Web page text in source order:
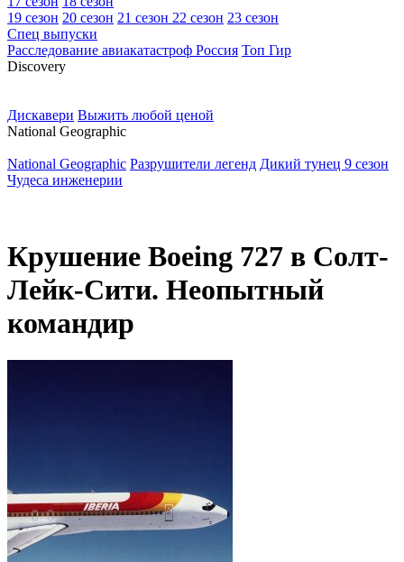
19 сезон 20 сезон 21 сезон 22 сезон 23 сезон
Спец выпуски
Расследование авиакатастроф Россия Топ Гир
Discovery
Дискавери Выжить любой ценой
National Geographic
National Geographic Разрушители легенд Дикий тунец 9 сезон
Чудеса инженерии
Крушение Boeing 727 в Солт-
Лейк-Сити. Неопытный
командир